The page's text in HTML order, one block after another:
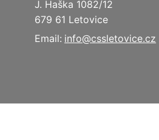
J. Haška 1082/12
679 61 Letovice
Email: info@cssletovice.cz